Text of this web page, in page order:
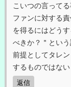
こいつの言って
ファンに対する
を得るにはどう
べきか？＂とい
前提としてタレ
するものではない
返信